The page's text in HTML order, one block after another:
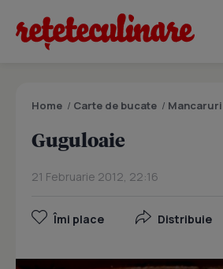
Home / Carte de bucate /
Guguloaie
21 Februarie 2012, 22:16
Îmi place Distribuie